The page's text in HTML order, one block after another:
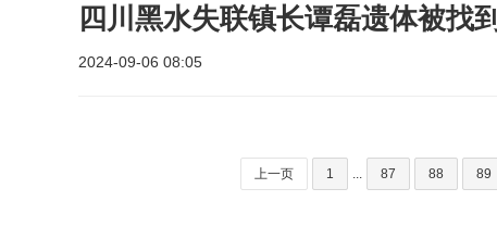
四川黑水失联镇长谭磊遗体被找到
2024-09-06 08:05
上一页 1 87 88 89